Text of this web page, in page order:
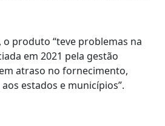
o produto “teve problemas na
em 2021 pela gestão
atraso no fornecimento,
estados e municípios”.